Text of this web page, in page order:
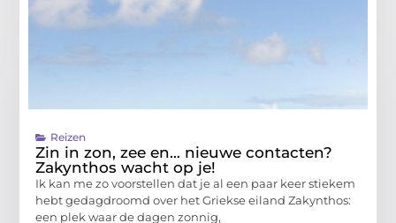
Reizen
Zin in zon, zee en… nieuwe contacten?
Zakynthos wacht op je!
Ik kan me zo voorstellen dat je al een paar keer stiekem
hebt gedagdroomd over het Griekse eiland Zakynthos:
een plek waar de dagen zonnig,